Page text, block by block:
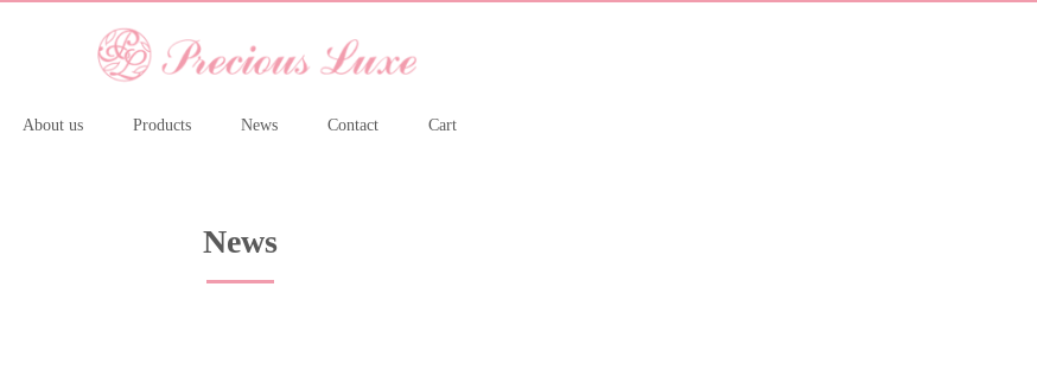
About us Products News Contact Cart
News